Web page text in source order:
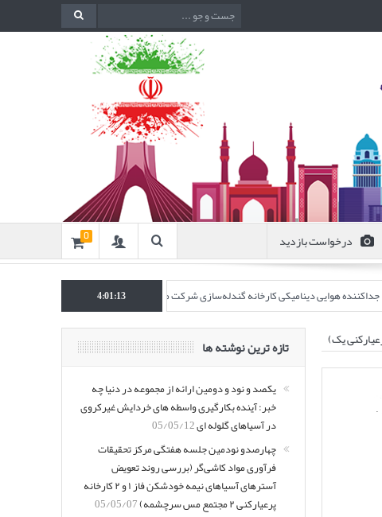
درخواست بازدید 0
جداکننده هوایی دینامیکی کارخانه گندله‌سازی شرکت معدنی و صنعتی گل‌گهر” در نشریه
4:01:14
یک) تازه ترین نوشته ها
یکصد و نود و دومین ارائه از مجموعه در دنیا چه
خبر: آینده بکارگیری واسطه های خردایش غیرکروی
در آسیاهای گلوله ای05/05/12
چهارصدو نودمین جلسه هفتگی مرکز تحقیقات
فرآوری مواد کاشی‌گر (بررسی روند تعویض
آسترهای آسیاهای نیمه خودشکن فاز ۱ و ۲ کارخانه
پرعیارکنی ۲ مجتمع مس سرچشمه)
05/05/07